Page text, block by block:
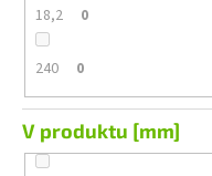
18,2 0
240 0
V produktu [mm]